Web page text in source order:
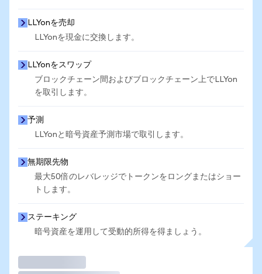
LLYonを売却
LLYonを現金に交換します。
LLYonをスワップ
ブロックチェーン間およびブロックチェーン上でLLYon
を取引します。
予測
LLYonと暗号資産予測市場で取引します。
無期限先物
最大50倍のレバレッジでトークンをロングまたはショー
トします。
ステーキング
暗号資産を運用して受動的所得を得ましょう。